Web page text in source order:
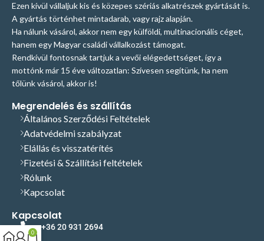
Ezen kívül vállaljuk kis és közepes szériás alkatrészek gyártását is.
A gyártás történhet mintadarab, vagy rajz alapján.
Ha nálunk vásárol, akkor nem egy külföldi, multinacionális céget,
hanem egy Magyar családi vállalkozást támogat.
Rendkívül fontosnak tartjuk a vevői elégedettséget, így a
mottónk már 15 éve változatlan: Szívesen segítünk, ha nem
tőlünk vásárol, akkor is!
Megrendelés és szállítás
Általános Szerződési Feltételek
Adatvédelmi szabályzat
Elállás és visszatérítés
Fizetési & Szállítási feltételek
Rólunk
Kapcsolat
Kapcsolat
+36 20 931 2694
0